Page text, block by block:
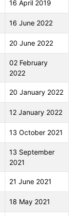
16 April 2019
16 June 2022
20 June 2022
02 February
2022
20 January 2022
12 January 2022
13 October 2021
13 September
2021
21 June 2021
18 May 2021